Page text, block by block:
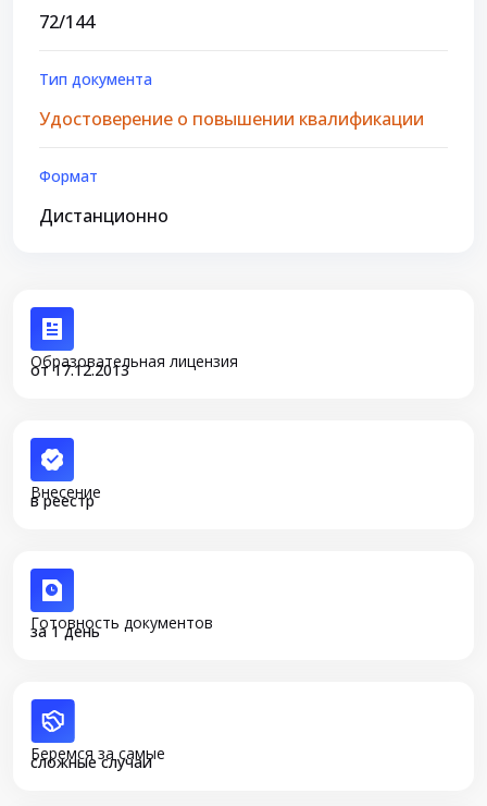
72/144
Тип документа
Удостоверение о повышении квалификации
Формат
Дистанционно
Образовательная лицензия
от 17.12.2013
Внесение
в реестр
Готовность документов
за 1 день
Беремся за самые
сложные случаи